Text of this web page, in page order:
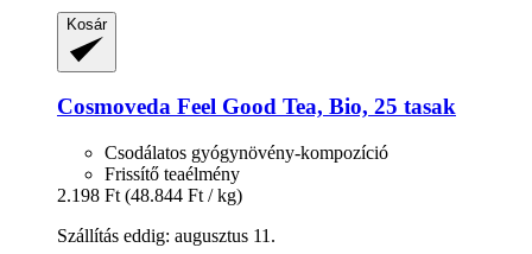
Kosár
Cosmoveda Feel Good Tea, Bio, 25 tasak
Csodálatos gyógynövény-kompozíció
Frissítő teaélmény
2.198 Ft (48.844 Ft / kg)
Szállítás eddig: augusztus 11.